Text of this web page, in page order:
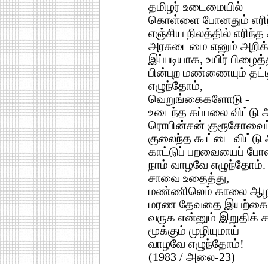
தமிழர் உடைமையில்
கொள்ளை போனதும்
எஞ்சிய நிலத்தில் எரிந்த
அரசுடைமை எனும்
இப்படியாக, உயிர்
பின்புற மண்ணையும்
எழுந்தோம்,
வெறுங்கைகளோடு -
உடைந்த கப்பலை
ரொபின்சன்
குலைந்த கூட்டை
காட்டுப் பறவையைப்
நாம் வாழவே எழுந்தோம்.
சாவை உதைத்து,
மண்ணிலெம் காலை ஆழப்
மரண தேவதை
வருக என்னும்
மூக்கும் முழியுமாய்
வாழவே எழுந்தோம்!
(1983 / அலை-23)